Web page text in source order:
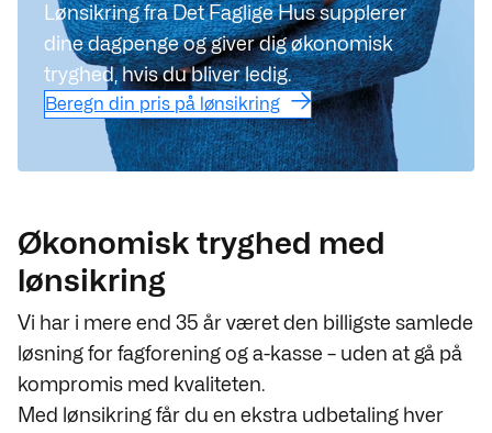
Lønsikring fra Det Faglige Hus supplerer
dine dagpenge og giver dig økonomisk
tryghed, hvis du bliver ledig.
Beregn din pris på lønsikring
Økonomisk tryghed med
lønsikring
Vi har i mere end 35 år været den billigste samlede
løsning for fagforening og a-kasse – uden at gå på
kompromis med kvaliteten.
Med lønsikring får du en ekstra udbetaling hver